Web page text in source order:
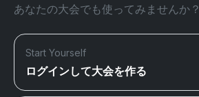
あなたの大会でも使ってみませんか？
Start Yourself
ログインして大会を作る